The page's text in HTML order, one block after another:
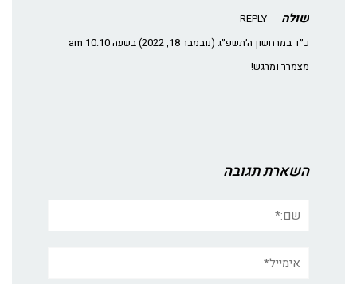
שולה
REPLY
כ״ד במרחשון ה׳תשפ״ג (נובמבר 18, 2022) בשעה 10:10 am
מצמרר ומרגש!
השארת תגובה